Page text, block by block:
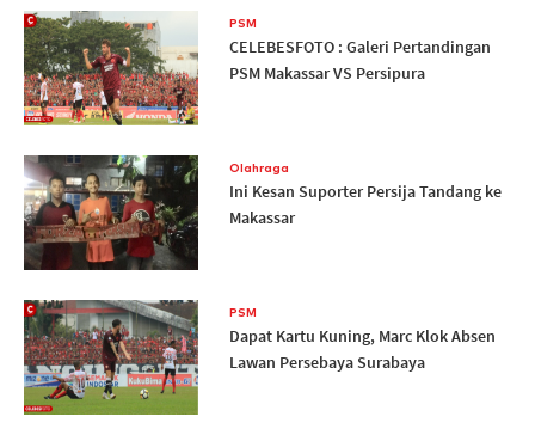
PSM
CELEBESFOTO : Galeri Pertandingan
PSM Makassar VS Persipura
Olahraga
Ini Kesan Suporter Persija Tandang ke
Makassar
PSM
Dapat Kartu Kuning, Marc Klok Absen
Lawan Persebaya Surabaya